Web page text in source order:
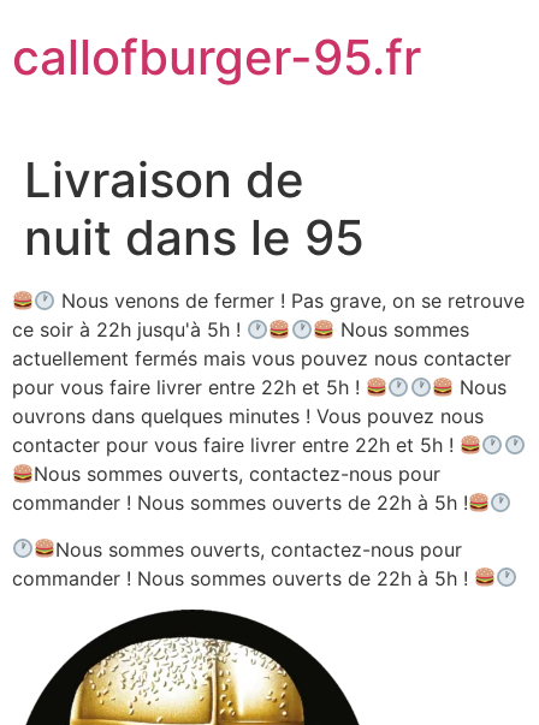
contenu
callofburger-95.fr
Livraison de
nuit dans le 95
Nous venons de fermer ! Pas grave, on se retrouve
ce soir à 22h jusqu'à 5h !
Nous sommes
actuellement fermés mais vous pouvez nous contacter
pour vous faire livrer entre 22h et 5h !
Nous
ouvrons dans quelques minutes ! Vous pouvez nous
contacter pour vous faire livrer entre 22h et 5h !
Nous sommes ouverts, contactez-nous pour
commander ! Nous sommes ouverts de 22h à 5h !
Nous sommes ouverts, contactez-nous pour
commander ! Nous sommes ouverts de 22h à 5h !